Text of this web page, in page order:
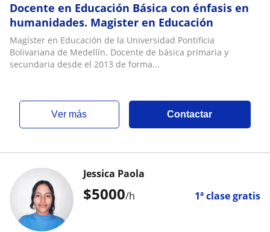
Docente en Educación Básica con énfasis en
humanidades. Magister en Educación
Magíster en Educación de la Universidad Pontificia
Bolivariana de Medellín. Docente de básica primaria y
secundaria desde el 2013 de forma...
ver más Contactar
$5000/h 1ª clase gratis
Jessica Paola